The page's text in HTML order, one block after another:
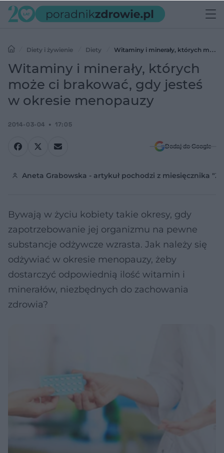
Diety i żywienie Diety
Witaminy i minerały, których może
ci brakować, gdy jesteś w okresie menopauzy
Witaminy i minerały, których
może ci brakować, gdy jesteś
w okresie menopauzy
2014-03-04 17:05
Dodaj do Google
Aneta Grabowska - artykuł pochodzi z miesięcznika
Bywają w życiu kobiety takie okresy, gdy
zapotrzebowanie jej organizmu na pewne
substancje odżywcze wzrasta. Jak należy się
odżywiać w okresie menopauzy, żeby
dostarczyć odpowiednią ilość witamin i
minerałów, niezbędnych do zachowania
zdrowia?